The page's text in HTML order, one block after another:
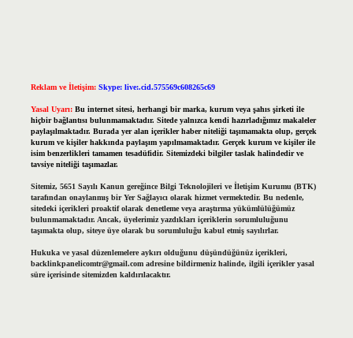
Reklam ve İletişim: Skype: live:.cid.575569c608265c69
Yasal Uyarı: Bu internet sitesi, herhangi bir marka, kurum veya şahıs şirketi ile
hiçbir bağlantısı bulunmamaktadır. Sitede yalnızca kendi hazırladığımız makaleler
paylaşılmaktadır. Burada yer alan içerikler haber niteliği taşımamakta olup, gerçek
kurum ve kişiler hakkında paylaşım yapılmamaktadır. Gerçek kurum ve kişiler ile
isim benzerlikleri tamamen tesadüfidir. Sitemizdeki bilgiler taslak halindedir ve
tavsiye niteliği taşımazlar.
Sitemiz, 5651 Sayılı Kanun gereğince Bilgi Teknolojileri ve İletişim Kurumu (BTK)
tarafından onaylanmış bir Yer Sağlayıcı olarak hizmet vermektedir. Bu nedenle,
sitedeki içerikleri proaktif olarak denetleme veya araştırma yükümlülüğümüz
bulunmamaktadır. Ancak, üyelerimiz yazdıkları içeriklerin sorumluluğunu
taşımakta olup, siteye üye olarak bu sorumluluğu kabul etmiş sayılırlar.
Hukuka ve yasal düzenlemelere aykırı olduğunu düşündüğünüz içerikleri,
backlinkpanelicomtr@gmail.comadresine bildirmeniz halinde, ilgili içerikler yasal
süre içerisinde sitemizden kaldırılacaktır.